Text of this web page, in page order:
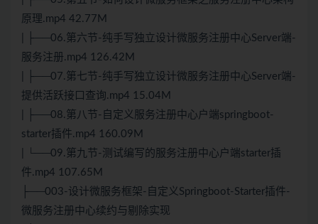
原理.mp4 42.77M
| ├──06.第六节-纯手写独立设计微服务注册中心Server端-
服务注册.mp4 126.42M
| ├──07.第七节-纯手写独立设计微服务注册中心Server端-
提供活跃接口查询.mp4 15.04M
| ├──08.第八节-自定义服务注册中心户端springboot-
starter插件.mp4 160.09M
| └──09.第九节-测试编写的服务注册中心户端starter插
件.mp4 107.65M
├──003-设计微服务框架-自定义Springboot-Starter插件-
微服务注册中心续约与剔除实现